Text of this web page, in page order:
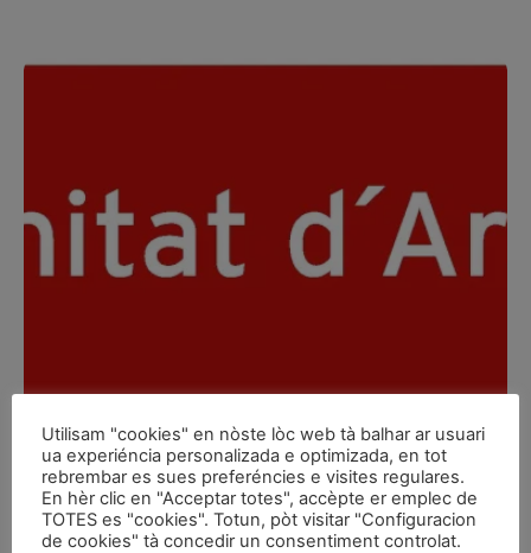
Utilisam "cookies" en nòste lòc web tà balhar ar usuari
ua experiéncia personalizada e optimizada, en tot
rebrembar es sues preferéncies e visites regulares.
En hèr clic en "Acceptar totes", accèpte er emplec de
TOTES es "cookies". Totun, pòt visitar "Configuracion
de cookies" tà concedir un consentiment controlat.